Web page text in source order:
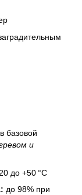
базовой
и
до +50 °C
до 98% при